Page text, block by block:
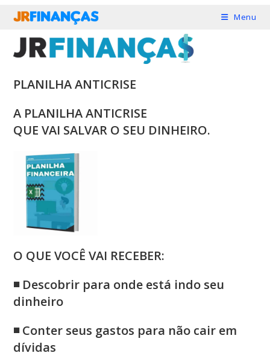
conteúdo
Menu
PLANILHA ANTICRISE
A PLANILHA ANTICRISE
QUE VAI SALVAR O SEU DINHEIRO.
O QUE VOCÊ VAI RECEBER:
◾ Descobrir para onde está indo seu
dinheiro
◾ Conter seus gastos para não cair em
dívidas